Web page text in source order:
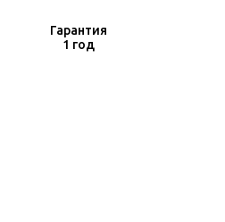
Гарантия
1 год